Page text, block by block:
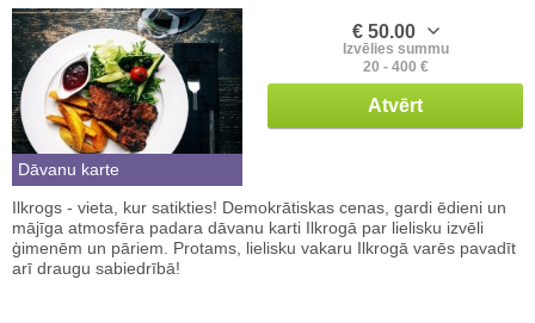
Dāvanu karte
€ 50.00
Izvēlies summu
20 - 400 €
Atvērt
Ilkrogs - vieta, kur satikties! Demokrātiskas cenas, gardi ēdieni un
mājīga atmosfēra padara dāvanu karti Ilkrogā par lielisku izvēli
ģimenēm un pāriem. Protams, lielisku vakaru Ilkrogā varēs pavadīt
arī draugu sabiedrībā!